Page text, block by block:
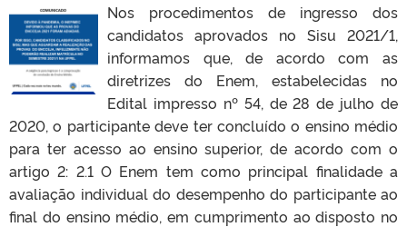
Nos procedimentos de ingresso dos
candidatos aprovados no Sisu 2021/1,
informamos que, de acordo com as
diretrizes do Enem, estabelecidas no
Edital impresso nº 54, de 28 de julho de
2020, o participante deve ter concluído o ensino médio
para ter acesso ao ensino superior, de acordo com o
artigo 2: 2.1 O Enem tem como principal finalidade a
avaliação individual do desempenho do participante ao
final do ensino médio, em cumprimento ao disposto no